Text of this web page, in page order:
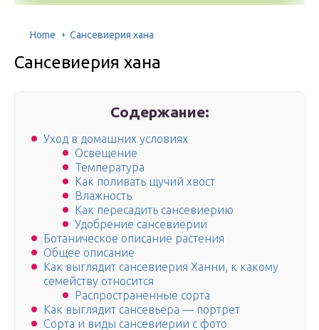
Home Сансевиерия хана
Сансевиерия хана
Содержание:
Уход в домашних условиях
Освещение
Температура
Как поливать щучий хвост
Влажность
Как пересадить сансевиерию
Удобрение сансевиерии
Ботаническое описание растения
Общее описание
Как выглядит сансевиерия Ханни, к какому
семейству относится
Распространенные сорта
Как выглядит сансевьера — портрет
Сорта и виды сансевиерии с фото